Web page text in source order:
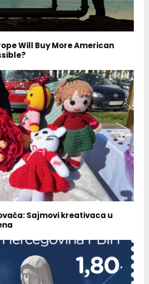
Will Buy More American
Sajmovi kreativaca u